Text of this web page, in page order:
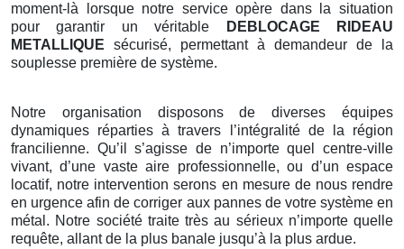
moment-là lorsque notre service opère dans la situation
pour garantir un véritable
DEBLOCAGE RIDEAU
METALLIQUE sécurisé, permettant à demandeur de la
souplesse première de système.
Notre organisation disposons de diverses équipes
dynamiques réparties à travers l’intégralité de la région
francilienne. Qu’il s’agisse de n’importe quel centre-ville
vivant, d’une vaste aire professionnelle, ou d’un espace
locatif, notre intervention serons en mesure de nous rendre
en urgence afin de corriger aux pannes de votre système en
métal. Notre société traite très au sérieux n’importe quelle
requête, allant de la plus banale jusqu’à la plus ardue.